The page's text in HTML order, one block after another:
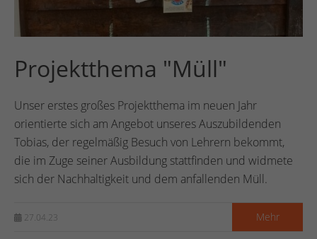
Projektthema "Müll"
Unser erstes großes Projektthema im neuen Jahr
orientierte sich am Angebot unseres Auszubildenden
Tobias, der regelmäßig Besuch von Lehrern bekommt,
die im Zuge seiner Ausbildung stattfinden und widmete
sich der Nachhaltigkeit und dem anfallenden Müll.
27.04.23 Mehr